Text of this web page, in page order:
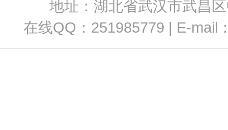
地址：湖北省武汉市武昌
在线QQ：251985779 | E-mail